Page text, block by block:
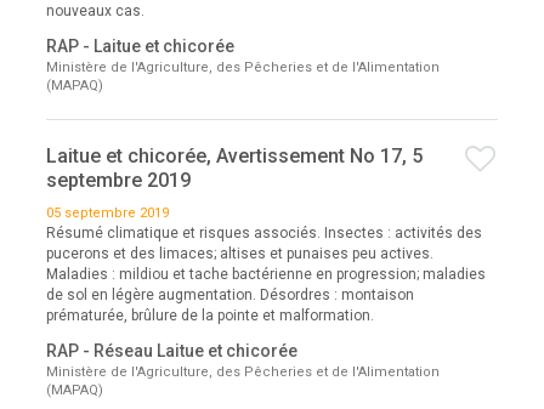
nouveaux cas.
RAP - Laitue et chicorée
Ministère de l'Agriculture, des Pêcheries et de l'Alimentation
(MAPAQ)
Laitue et chicorée, Avertissement No 17, 5
septembre 2019
05 septembre 2019
Résumé climatique et risques associés. Insectes : activités des
pucerons et des limaces; altises et punaises peu actives.
Maladies : mildiou et tache bactérienne en progression; maladies
de sol en légère augmentation. Désordres : montaison
prématurée, brûlure de la pointe et malformation.
RAP - Réseau Laitue et chicorée
Ministère de l'Agriculture, des Pêcheries et de l'Alimentation
(MAPAQ)